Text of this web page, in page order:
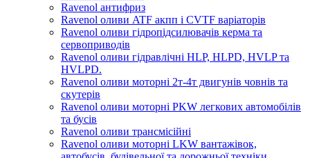
Ravenol антифриз
Ravenol оливи ATF акпп і CVTF варіаторів
Ravenol оливи гідропідсилювачів керма та
сервоприводів
Ravenol оливи гідравлічні HLP, HLPD, HVLP та
HVLPD.
Ravenol оливи моторні 2т-4т двигунів човнів та
скутерів
Ravenol оливи моторні PKW легкових автомобілів
та бусів
Ravenol оливи трансмісійні
Ravenol оливи моторні LKW вантажівок,